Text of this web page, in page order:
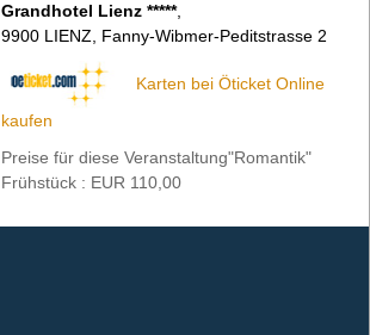
Grandhotel Lienz *****,
9900 LIENZ, Fanny-Wibmer-Peditstrasse 2
Karten bei Öticket Online
kaufen
Preise für diese Veranstaltung"Romantik"
Frühstück : EUR 110,00